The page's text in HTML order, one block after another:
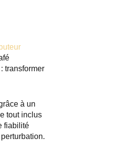
transformer
à un
tout inclus
fiabilité